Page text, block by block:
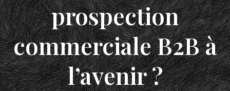
prospection
commerciale B2B à
l’avenir ?